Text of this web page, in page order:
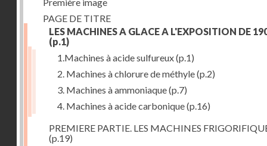
PAGE DE TITRE
LES MACHINES A GLACE A L'EXPOSITION DE
(p.1)
1.Machines à acide sulfureux(p.1)
2. Machines à chlorure de méthyle(p.2)
3. Machines à ammoniaque(p.7)
4. Machines à acide carbonique(p.16)
PREMIERE PARTIE. LES MACHINES
(p.19)